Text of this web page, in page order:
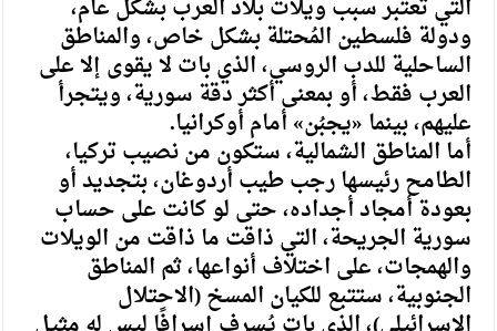
التي تُعتبر سبب ويلات بلاد العرب بشكل عام،
ودولة فلسطين المُحتلة بشكل خاص، والمناطق
الساحلية للدب الروسي، الذي بات لا يقوى إلا على
العرب فقط، أو بمعنى أكثر دقة سورية، ويتجرأ
عليهم، بينما «يجبُن» أمام أوكرانيا.
أما المناطق الشمالية، ستكون من نصيب تركيا،
الطامح رئيسها رجب طيب أردوغان، بتجديد أو
بعودة أمجاد أجداده، حتى لو كانت على حساب
سورية الجريحة، التي ذاقت ما ذاقت من الويلات
والهمجات، على اختلاف أنواعها، ثم المناطق
الجنوبية، ستتبع للكيان المسخ (الاحتلال